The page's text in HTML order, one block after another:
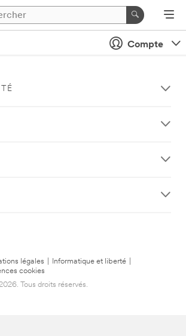
Compte
légales Informatique et liberté
cookies
Tous droits réservés.